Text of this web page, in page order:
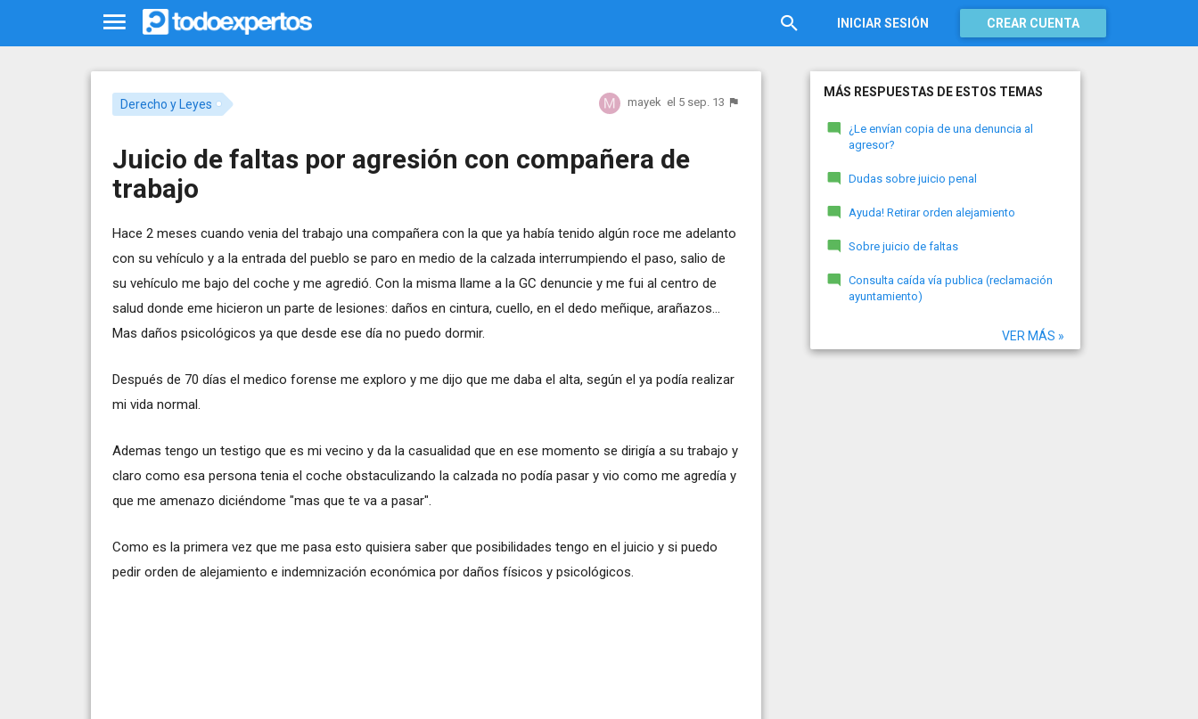
INICIAR SESIÓN CREAR CUENTA
Derecho y Leyes mayek el 5 sep. 13
Juicio de faltas por agresión con compañera de
trabajo
Hace 2 meses cuando venia del trabajo una compañera con la que ya había tenido algún roce me adelanto
con su vehículo y a la entrada del pueblo se paro en medio de la calzada interrumpiendo el paso, salio de
su vehículo me bajo del coche y me agredió. Con la misma llame a la GC denuncie y me fui al centro de
salud donde eme hicieron un parte de lesiones: daños en cintura, cuello, en el dedo meñique, arañazos...
Mas daños psicológicos ya que desde ese día no puedo dormir.
Después de 70 días el medico forense me exploro y me dijo que me daba el alta, según el ya podía realizar
mi vida normal.
Ademas tengo un testigo que es mi vecino y da la casualidad que en ese momento se dirigía a su trabajo y
claro como esa persona tenia el coche obstaculizando la calzada no podía pasar y vio como me agredía y
que me amenazo diciéndome "mas que te va a pasar".
Como es la primera vez que me pasa esto quisiera saber que posibilidades tengo en el juicio y si puedo
pedir orden de alejamiento e indemnización económica por daños físicos y psicológicos.
MÁS RESPUESTAS DE ESTOS TEMAS
¿Le envían copia de una denuncia al
agresor?
Dudas sobre juicio penal
Ayuda! Retirar orden alejamiento
Sobre juicio de faltas
Consulta caída vía publica (reclamación
ayuntamiento)
VER MÁS »